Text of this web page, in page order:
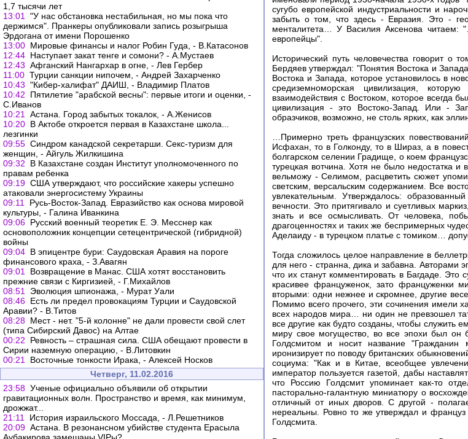
1,7 тысячи лет
13:01
"У нас обстановка нестабильная, но мы пока что
держимся". Пранкеры опубликовали запись розыгрыша
Эрдогана от имени Порошенко
13:00 Мировые финансы и налог Робин Гуда, - В.Катасонов
12:44 Наступает закат тенге и сомони? - А.Мустаев
12:43 Афганский Нангархар в огне, - Лев Гербер
11:00 Турции санкции нипочем, - Андрей Захарченко
10:43 "Кибер-халифат" ДАИШ, - Владимир Платов
10:42
Пятилетие "арабской весны": первые итоги и оценки, -
С.Иванов
10:21
Астана. Город забытых токалок, - А.Женисов
10:20 В Актобе откроется первая в Казахстане школа...
лезгинки
09:55 Синдром канадской секретарши. Секс-туризм для
женщин, - Айгуль Жилкишина
09:32
В Казахстане создан Институт уполномоченного по
правам ребенка
09:19 США утверждают, что российские хакеры успешно
атаковали энергосистему Украины
09:11
Русь-Восток-Запад. Евразийство как основа мировой
культуры, - Галина Иванкина
09:06 Русский военный теоретик Е. Э. Месснер как
основоположник концепции сетецентрической (гибридной)
войны
09:04 В эпицентре бури: Саудовская Аравия на пороге
финансового краха, - З.Авагян
09:01
Возвращение в Манас. США хотят восстановить
прежние связи с Киргизией, - Г.Михайлов
08:51
Эволюция шпионажа, - Мурат Уали
08:46 Есть ли предел провокациям Турции и Саудовской
Аравии? - В.Титов
08:28 Мест - нет. "5-й колонне" не дали провести свой слет
(типа Сибирский Давос) на Алтае
00:22
Ревность – страшная сила. США обещают провести в
Сирии наземную операцию, - В.Литовкин
00:21
Восточные тонкости Ирака, - Алексей Носков
Четверг, 11.02.2016
23:58 Ученые официально объявили об открытии
гравитационных волн. Пространство и время, как минимум,
дрожжат...
21:11
История израильского Моссада, - Л.Решетников
20:09 Астана. В резонансном убийстве студента Ерасыла
сугубо европейской индустриальности и
забыть о том, что здесь - Евразия. Это -
менталитета… У Василия Аксенова читаем:
европейцы".
Исторический путь человечества говорит о
Бердяев утверждал: "Понятия Востока и
Востока и Запада, которое установилось в
средиземноморская цивилизация,
взаимодействия с Востоком, которое всегда
цивилизация - это Востоко-Запад. Или -
образчиков, возможно, не столь ярких, как
…Примерно треть французских
Исфахан, то в Голконду, то в Шираз, а в
болгарском селении Градище, о коем
турецкая вотчина. Хотя не было недостатка
вельможу - Селимом, расцветить сюжет
светским, версальским содержанием. Все
увлекательным. Утверждалось:
вечности. Это притягивало и суетливых
знать и все осмысливать. От человека,
драгоценностях и таких же беспримерных
Аделаиду - в турецком платье с томиком…
Тогда сложилось целое направление в
для него - странна, дика и забавна. Авторами
что их станут комментировать в Багдаде.
красивее француженок, зато француженки
вторыми: одни нежнее и скромнее, другие
Помимо всего прочего, эти сочинения имели
всех народов мира… ни один не превзошел
все другие как будто созданы, чтобы
миру свое могущество, во все эпохи был
Голдсмитом и носит название
иронизирует по поводу британских
социума: "Как и в Китае, всеобщее
император пользуется газетой, дабы
что Россию Голд­смит упоминает как-то
пасторально-галантную миниатюру о
отличный от иных дворов. С другой -
нереальны. Ровно то же утверждал и
Голдсмита.